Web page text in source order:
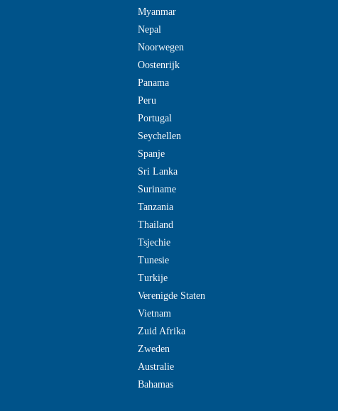
Myanmar
Nepal
Noorwegen
Oostenrijk
Panama
Peru
Portugal
Seychellen
Spanje
Sri Lanka
Suriname
Tanzania
Thailand
Tsjechie
Tunesie
Turkije
Verenigde Staten
Vietnam
Zuid Afrika
Zweden
Australie
Bahamas